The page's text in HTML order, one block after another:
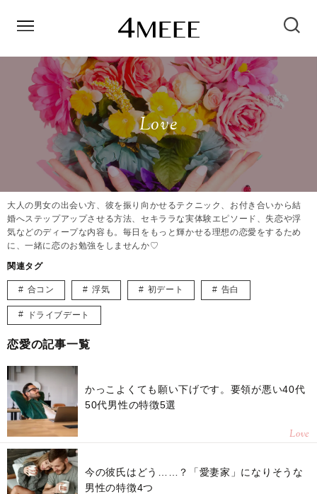
Love
大人の男女の出会い方、彼を振り向かせるテクニック、お付き合いから結
婚へステップアップさせる方法、セキララな実体験エピソード、失恋や浮
気などのディープな内容も。毎日をもっと輝かせる理想の恋愛をするため
に、一緒に恋のお勉強をしませんか♡
関連タグ
合コン 浮気 初デート 告白
ドライブデート
恋愛の記事一覧
かっこよくても願い下げです。要領が悪い40代
50代男性の特徴5選
Love
今の彼氏はどう……？「愛妻家」になりそうな
男性の特徴4つ